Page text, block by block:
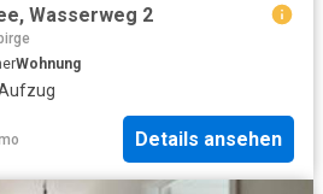
Wasserweg 2
Wohnung
Details ansehen